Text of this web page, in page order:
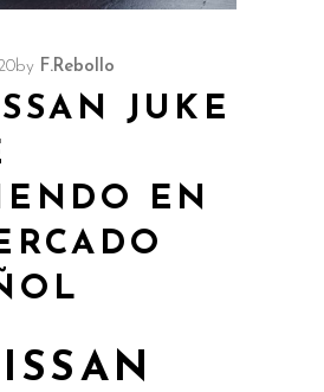
by F.Rebollo
JUKE
EN